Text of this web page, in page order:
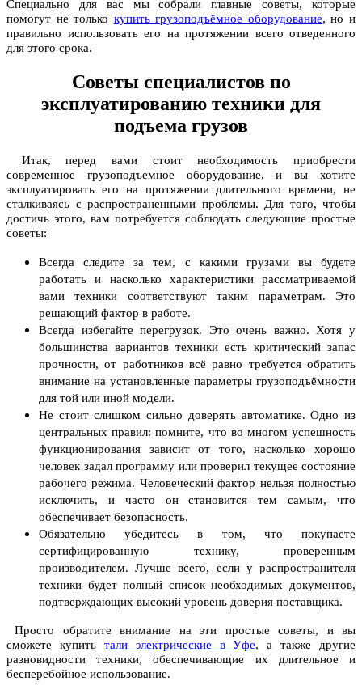
Специально для вас мы собрали главные советы, которые
помогут не только купить грузоподъёмное оборудование, но и
правильно использовать его на протяжении всего отведенного
для этого срока.
Советы специалистов по
эксплуатированию техники для
подъема грузов
Итак, перед вами стоит необходимость приобрести
современное грузоподъемное оборудование, и вы хотите
эксплуатировать его на протяжении длительного времени, не
сталкиваясь с распространенными проблемы. Для того, чтобы
достичь этого, вам потребуется соблюдать следующие простые
советы:
Всегда следите за тем, с какими грузами вы будете
работать и насколько характеристики рассматриваемой
вами техники соответствуют таким параметрам. Это
решающий фактор в работе.
Всегда избегайте перегрузок. Это очень важно. Хотя у
большинства вариантов техники есть критический запас
прочности, от работников всё равно требуется обратить
внимание на установленные параметры грузоподъёмности
для той или иной модели.
Не стоит слишком сильно доверять автоматике. Одно из
центральных правил: помните, что во многом успешность
функционирования зависит от того, насколько хорошо
человек задал программу или проверил текущее состояние
рабочего режима. Человеческий фактор нельзя полностью
исключить, и часто он становится тем самым, что
обеспечивает безопасность.
Обязательно убедитесь в том, что покупаете
сертифицированную технику, проверенным
производителем. Лучше всего, если у распространителя
техники будет полный список необходимых документов,
подтверждающих высокий уровень доверия поставщика.
Просто обратите внимание на эти простые советы, и вы
сможете купить тали электрические в Уфе, а также другие
разновидности техники, обеспечивающие их длительное и
бесперебойное использование.